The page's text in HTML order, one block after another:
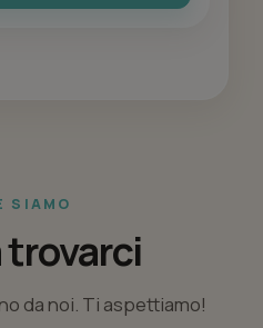
SIAMO
trovarci
da noi. Ti aspettiamo!